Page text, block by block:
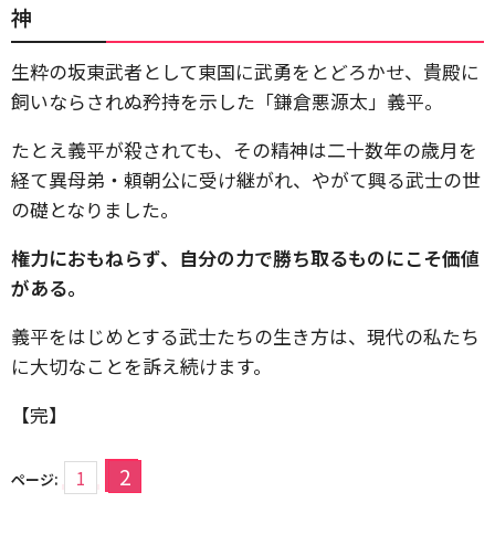
神
生粋の坂東武者として東国に武勇をとどろかせ、貴殿に
飼いならされぬ矜持を示した「鎌倉悪源太」義平。
たとえ義平が殺されても、その精神は二十数年の歳月を
経て異母弟・頼朝公に受け継がれ、やがて興る武士の世
の礎となりました。
権力におもねらず、自分の力で勝ち取るものにこそ価値
がある。
義平をはじめとする武士たちの生き方は、現代の私たち
に大切なことを訴え続けます。
【完】
ページ: 1 2